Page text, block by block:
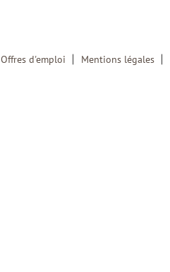
Offres d'emploi Mentions légales